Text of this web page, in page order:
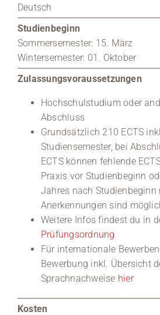
Deutsch
Studienbeginn
Sommersemester: 15. März
Wintersemester: 01. Oktober
Zulassungsvoraussetzungen
Hochschulstudium oder
Abschluss
Grundsätzlich 210 ECTS
Studiensemester, bei
ECTS können fehlende
Praxis vor Studienbeginn
Jahres nach Studienbeginn
Anerkennungen sind
Weitere Infos findest du in
Prüfungsordnung
Für internationale
Bewerbung inkl. Übersicht
Sprachnachweise hier
Kosten